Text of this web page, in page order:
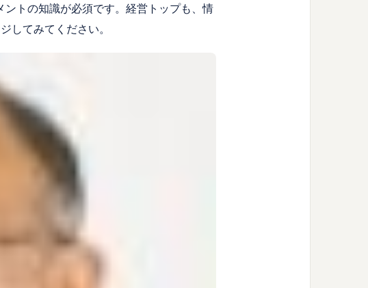
トの知識が必須です。経営トップも、情
してみてください。